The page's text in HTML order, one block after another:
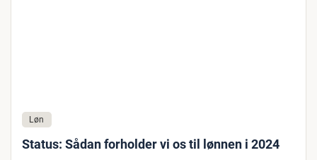
Løn
Status: Sådan forholder vi os til lønnen i 2024